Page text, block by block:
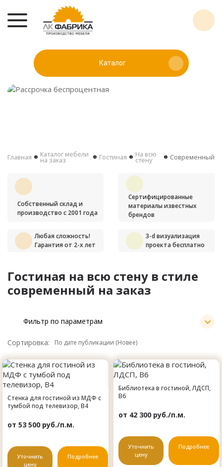
Каталог
Главная Каталог мебели
на заказ Гостиная На всю
стену Современный
Собственный склад и
производство с 2001 года
Сертифицированные
материалы известных
брендов
Любая сложность!
Гарантия от 2-х лет
3-d визуализация
проекта бесплатно
Гостиная на всю стену в стиле
современный на заказ
Фильтр по параметрам
Сортировка:
Стенка для гостиной из МДФ с
тумбой под телевизор, B4
от 53 500 руб./п.м.
Уточнить
цену
Подробнее
Библиотека в гостиной, ЛДСП,
B6
от 42 300 руб./п.м.
Уточнить
цену
Подробнее